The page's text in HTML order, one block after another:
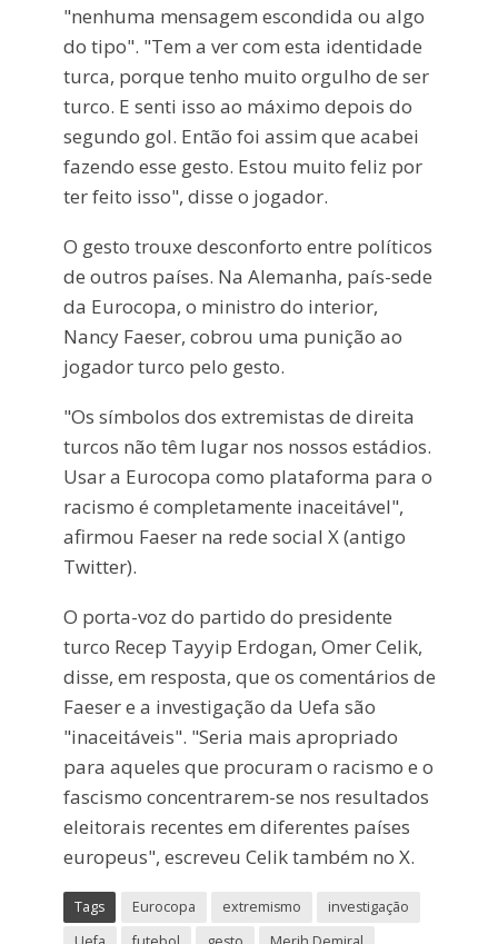
"nenhuma mensagem escondida ou algo
do tipo". "Tem a ver com esta identidade
turca, porque tenho muito orgulho de ser
turco. E senti isso ao máximo depois do
segundo gol. Então foi assim que acabei
fazendo esse gesto. Estou muito feliz por
ter feito isso", disse o jogador.
O gesto trouxe desconforto entre políticos
de outros países. Na Alemanha, país-sede
da Eurocopa, o ministro do interior,
Nancy Faeser, cobrou uma punição ao
jogador turco pelo gesto.
"Os símbolos dos extremistas de direita
turcos não têm lugar nos nossos estádios.
Usar a Eurocopa como plataforma para o
racismo é completamente inaceitável",
afirmou Faeser na rede social X (antigo
Twitter).
O porta-voz do partido do presidente
turco Recep Tayyip Erdogan, Omer Celik,
disse, em resposta, que os comentários de
Faeser e a investigação da Uefa são
"inaceitáveis". "Seria mais apropriado
para aqueles que procuram o racismo e o
fascismo concentrarem-se nos resultados
eleitorais recentes em diferentes países
europeus", escreveu Celik também no X.
Tags Eurocopa extremismo
investigação